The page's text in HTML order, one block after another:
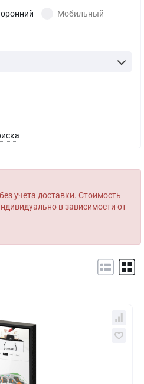
Мобильный
учета доставки. Стоимость
в зависимости от